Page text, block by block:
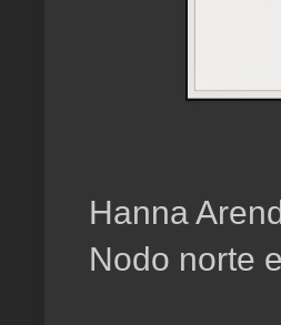
Hanna
Nodo norte